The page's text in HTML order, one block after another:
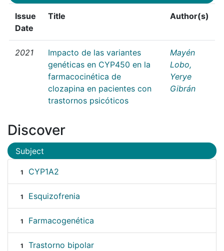
Issue
Date
Title Author(s)
2021
Impacto de las variantes
genéticas en CYP450 en la
farmacocinética de
clozapina en pacientes con
trastornos psicóticos
Mayén
Lobo,
Yerye
Gibrán
Discover
Subject
1 CYP1A2
1 Esquizofrenia
1 Farmacogenética
1 Trastorno bipolar